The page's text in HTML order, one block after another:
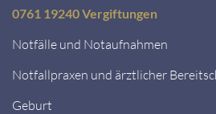
0761 19240 Vergiftungen
Notfälle und Notaufnahmen
Notfallpraxen und ärztlicher
Geburt